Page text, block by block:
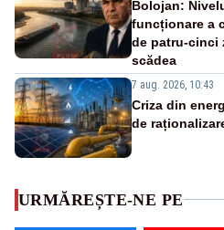
Bolojan:
funcționare a
de patru-cinci
scădea
7 aug. 2026, 10:43
Criza din
de
URMĂREȘTE-NE PE